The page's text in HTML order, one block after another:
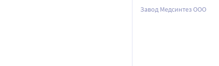
Завод Медсинтез ООО